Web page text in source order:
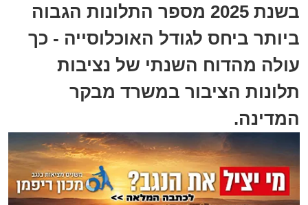
בשנת 2025 מספר התלונות הגבוה
ביותר ביחס לגודל האוכלוסייה - כך
עולה מהדוח השנתי של נציבות
תלונות הציבור במשרד מבקר
המדינה.